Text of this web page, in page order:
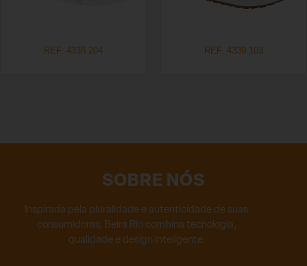
REF. 4338.204 REF. 4339.103
SOBRE NÓS
Inspirada pela pluralidade e autenticidade de suas
consumidoras, Beira Rio combina tecnologia,
qualidade e design inteligente.